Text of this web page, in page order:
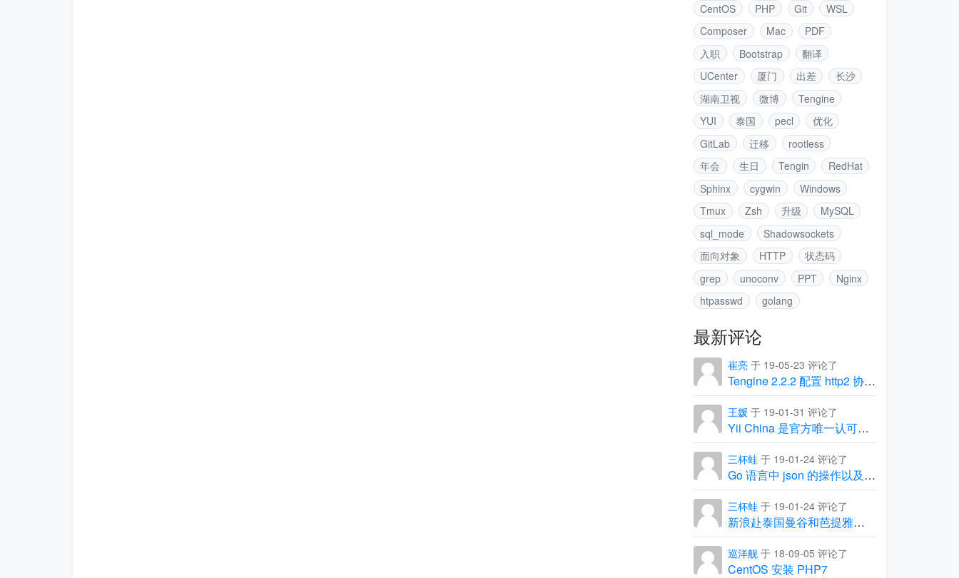
CentOS
PHP Git
WSL
Composer
Mac
PDF
入职
Bootstrap
翻译
UCenter
厦门 出差
长沙
湖南卫视
微博
Tengine
YUI
泰国 pecl
优化
GitLab
迁移
rootless
年会
生日 Tengin
RedHat
Sphinx
cygwin
Windows
Tmux
Zsh 升级
MySQL
sql_mode
Shadowsockets
面向对象
HTTP
状态码
grep
unoconv PPT
Nginx
htpasswd
golang
最新评论
崔亮 于 19-05-23 评论了
Tengine 2.2.2 配置 http2 协议出现的坑
王媛 于 19-01-31 评论了
Yii China 是官方唯一认可的中文社区
三杯蛙 于 19-01-24 评论了
Go 语言中 json 的操作以及常见问题
三杯蛙 于 19-01-24 评论了
新浪赴泰国曼谷和芭提雅团建
巡洋舰 于 18-09-05 评论了
CentOS 安装 PHP7